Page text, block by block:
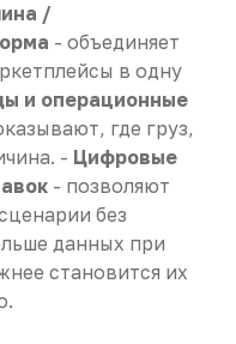
/
- объединяет
в одну
и операционные
где груз,
- Цифровые
- позволяют
без
данных при
становится их